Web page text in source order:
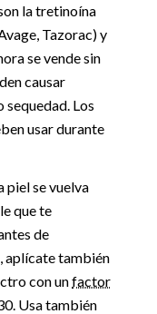
la tretinoína
Tazorac) y
se vende sin
causar
Los
usar durante
piel se vuelva
que te
de
aplícate también
con unfactor
Usa también